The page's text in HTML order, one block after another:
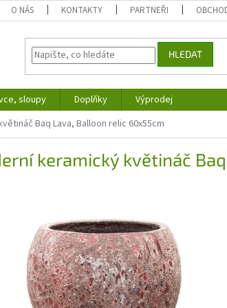
O NÁS KONTAKTY PARTNEŘI
HLEDAT
sloupy Doplňky
Výprodej
Baq Lava, Balloon relic 60x55cm
keramický květináč